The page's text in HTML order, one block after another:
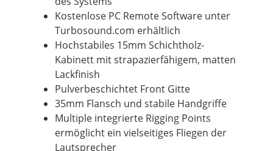
Kostenlose PC Remote Software unter
Turbosound.com erhältlich
Hochstabiles 15mm Schichtholz-
Kabinett mit strapazierfähigem, matten
Lackfinish
Pulverbeschichtet Front Gitte
35mm Flansch und stabile Handgriffe
Multiple integrierte Rigging Points
ermöglicht ein vielseitiges Fliegen der
Lautsprecher